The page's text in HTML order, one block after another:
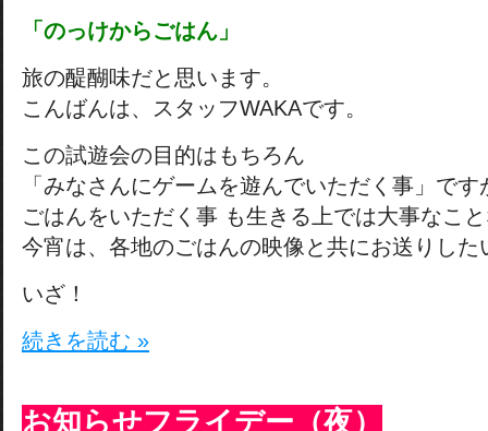
「のっけからごはん」
旅の醍醐味だと思います。
こんばんは、スタッフWAKAです。
この試遊会の目的はもちろん
「みなさんにゲームを遊んでいただく事」です
ごはんをいただく事 も生きる上では大事なこ
今宵は、各地のごはんの映像と共にお送りした
いざ！
続きを読む »
お知らせフライデー（夜）